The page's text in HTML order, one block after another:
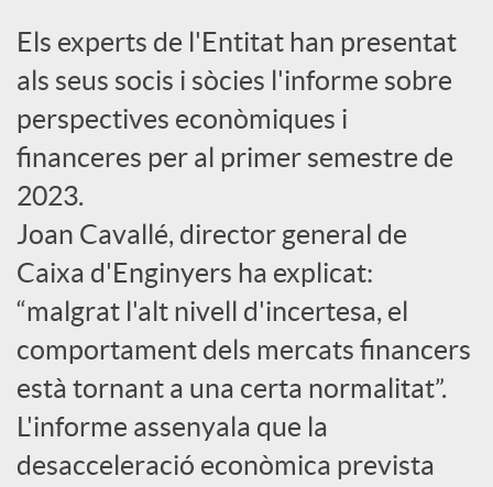
d
o
r
d
e
c
o
Els experts de l'Entitat han presentat
als seus socis i sòcies l'informe sobre
perspectives econòmiques i
financeres per al primer semestre de
2023.
Joan Cavallé, director general de
Caixa d'Enginyers ha explicat:
“malgrat l'alt nivell d'incertesa, el
comportament dels mercats financers
està tornant a una certa normalitat”.
L'informe assenyala que la
desacceleració econòmica prevista